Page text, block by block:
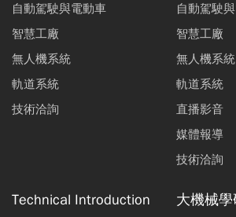
自動駕駛與電動車
智慧工廠
無人機系統
軌道系統
技術洽詢
自動駕駛
智慧工廠
無人機系統
軌道系統
直播影音
媒體報導
技術洽詢
Technical Introduction 大機械